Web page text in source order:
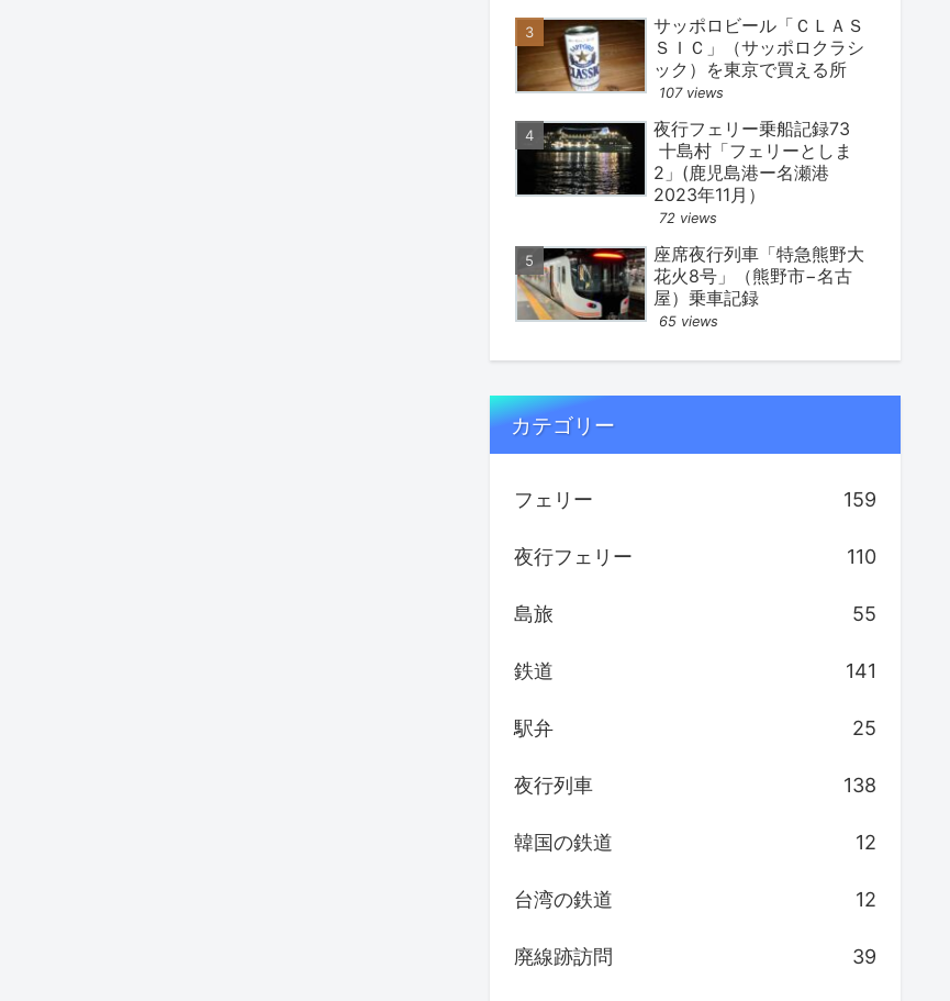
サッポロビール「ＣＬＡＳ
ＳＩＣ」（サッポロクラシ
ック）を東京で買える所
107 views
夜行フェリー乗船記録73
十島村「フェリーとしま
2」(鹿児島港ー名瀬港
2023年11月）
72 views
座席夜行列車「特急熊野大
花火8号」（熊野市−名古
屋）乗車記録
65 views
カテゴリー
フェリー 159
夜行フェリー 110
島旅 55
鉄道 141
駅弁 25
夜行列車 138
韓国の鉄道 12
台湾の鉄道 12
廃線跡訪問 39